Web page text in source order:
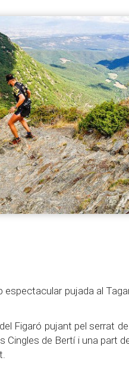
espectacular pujada al
Figaró pujant pel serrat
Cingles de Bertí i una part